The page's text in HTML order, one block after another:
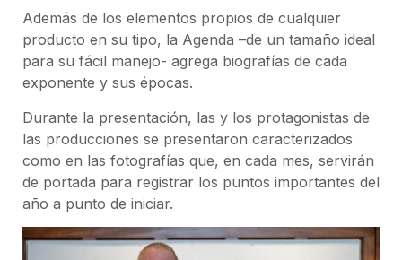
Además de los elementos propios de cualquier
producto en su tipo, la Agenda –de un tamaño ideal
para su fácil manejo- agrega biografías de cada
exponente y sus épocas.
Durante la presentación, las y los protagonistas de
las producciones se presentaron caracterizados
como en las fotografías que, en cada mes, servirán
de portada para registrar los puntos importantes del
año a punto de iniciar.